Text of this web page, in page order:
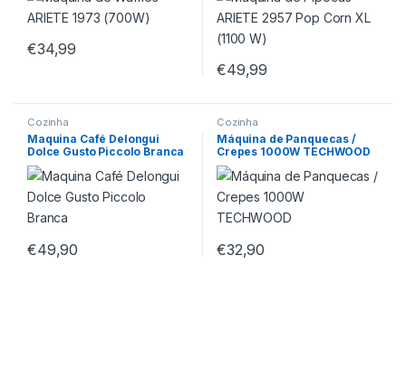
€34,99
€49,99
Cozinha
Maquina Café Delongui
Dolce Gusto Piccolo Branca
€49,90
Cozinha
Máquina de Panquecas /
Crepes 1000W TECHWOOD
€32,90